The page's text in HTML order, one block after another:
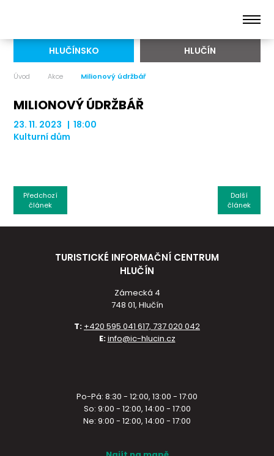
HLUČÍNSKO HLUČÍN
Úvod Akce Milionový údržbář
MILIONOVÝ ÚDRŽBÁŘ
23. 11. 2023 | 18:00
Kulturní dům
Další
článek
Předchozí
článek
TURISTICKÉ INFORMAČNÍ CENTRUM
HLUČÍN
Zámecká 4
748 01, Hlučín
T: +420 595 041 617, 737 020 042
E:info@ic-hlucin.cz
Po-Pá: 8:30 - 12:00, 13:00 - 17:00
So: 9:00 - 12:00, 14:00 - 17:00
Ne: 9:00 - 12:00, 14:00 - 17:00